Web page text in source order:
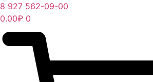
8 927 562-09-00
0.00₽ 0